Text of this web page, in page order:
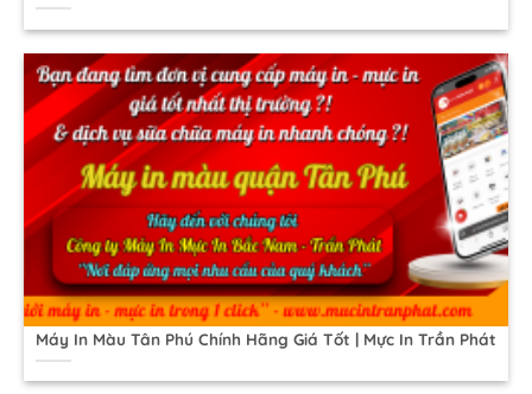
Máy In Màu Tân Phú Chính Hãng Giá Tốt | Mực In Trần Phát